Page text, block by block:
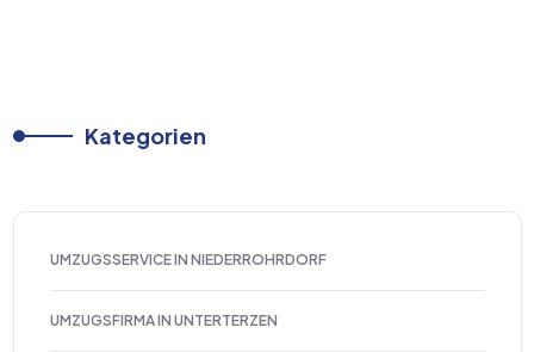
Kategorien
UMZUGSSERVICE IN NIEDERROHRDORF
UMZUGSFIRMA IN UNTERTERZEN